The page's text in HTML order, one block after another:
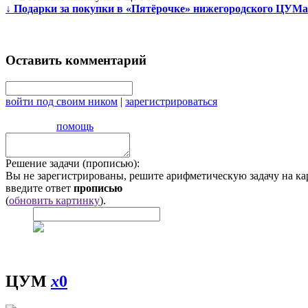
↓ Подарки за покупки в «Пятёрочке» нижегородского ЦУМа
Оставить комментарий
войти под своим ником | зарегистрироваться
помощь
Решение задачи (прописью):
Вы не зарегистрированы, решите арифметическую задачу на
введите ответ прописью
(обновить картинку).
ЦУМx0